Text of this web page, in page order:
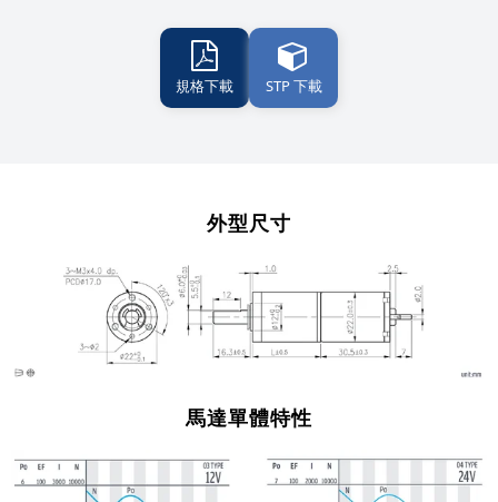
規格下載 STP 下載
外型尺寸
馬達單體特性